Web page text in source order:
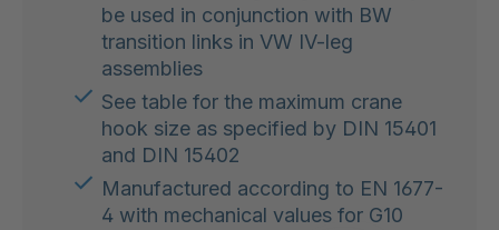
be used in conjunction with BW
transition links in VW IV-leg
assemblies
See table for the maximum crane
hook size as specified by DIN 15401
and DIN 15402
Manufactured according to EN 1677-
4 with mechanical values for G10